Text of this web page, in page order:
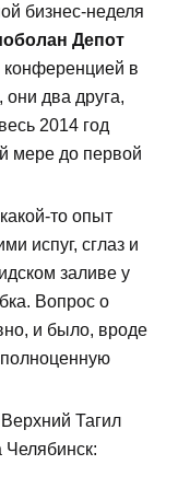
бизнес-неделя
Депот
конференцией в
два друга,
2014 год
мере до первой
то опыт
испуг, сглаз и
заливе у
Вопрос о
и было, вроде
полноценную
Тагил